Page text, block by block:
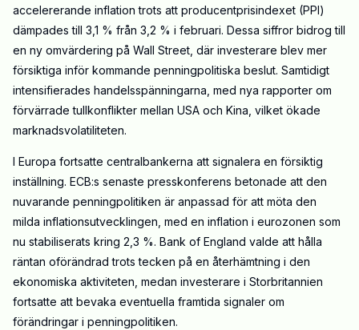
accelererande inflation trots att producentprisindexet (PPI)
dämpades till 3,1 % från 3,2 % i februari. Dessa siffror bidrog till
en ny omvärdering på Wall Street, där investerare blev mer
försiktiga inför kommande penningpolitiska beslut. Samtidigt
intensifierades handelsspänningarna, med nya rapporter om
förvärrade tullkonflikter mellan USA och Kina, vilket ökade
marknadsvolatiliteten.
I Europa fortsatte centralbankerna att signalera en försiktig
inställning. ECB:s senaste presskonferens betonade att den
nuvarande penningpolitiken är anpassad för att möta den
milda inflationsutvecklingen, med en inflation i eurozonen som
nu stabiliserats kring 2,3 %. Bank of England valde att hålla
räntan oförändrad trots tecken på en återhämtning i den
ekonomiska aktiviteten, medan investerare i Storbritannien
fortsatte att bevaka eventuella framtida signaler om
förändringar i penningpolitiken.